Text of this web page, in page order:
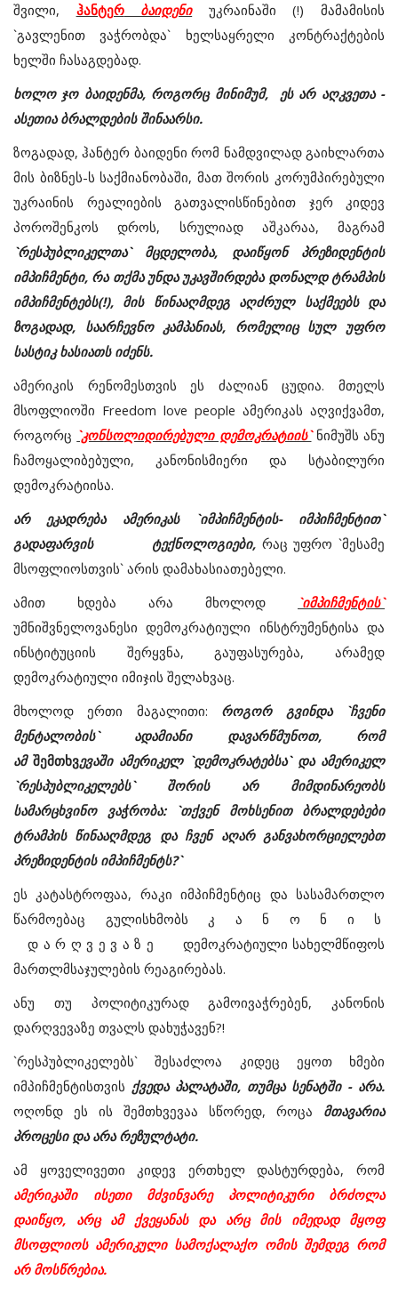
შვილი, ჰანტერბაიდენიუკრაინაში (!) მამამისის
`გავლენით ვაჭრობდა` ხელსაყრელი კონტრაქტების
ხელში ჩასაგდებად.
ხოლო ჯო ბაიდენმა, როგორც მინიმუმ, ეს არ აღკვეთა -
ასეთია ბრალდების შინაარსი.
ზოგადად, ჰანტერ ბაიდენი რომ ნამდვილად გაიხლართა
მის ბიზნეს-ს საქმიანობაში, მათ შორის კორუმპირებული
უკრაინის რეალიების გათვალისწინებით ჯერ კიდევ
პოროშენკოს დროს, სრულიად აშკარაა, მაგრამ
`რესპუბლიკელთა` მცდელობა, დაიწყონ პრეზიდენტის
იმპიჩმენტი, რა თქმა უნდა უკავშირდება დონალდ ტრამპის
იმპიჩმენტებს(!), მის წინააღმდეგ აღძრულ საქმეებს და
ზოგადად, საარჩევნო კამპანიას, რომელიც სულ უფრო
სასტიკ ხასიათს იძენს.
ამერიკის რენომესთვის ეს ძალიან ცუდია. მთელს
მსოფლიოში Freedom love people ამერიკას აღვიქვამთ,
როგორც `კონსოლიდირებული დემოკრატიის`ნიმუშს ანუ
ჩამოყალიბებული, კანონისმიერი და სტაბილური
დემოკრატიისა.
არ ეკადრება ამერიკას `იმპიჩმენტის- იმპიჩმენტით`
გადაფარვის ტექნოლოგიები, რაც უფრო `მესამე
მსოფლიოსთვის` არის დამახასიათებელი.
ამით ხდება არა მხოლოდ
`იმპიჩმენტის`
უმნიშვნელოვანესი დემოკრატიული ინსტრუმენტისა და
ინსტიტუციის შერყვნა, გაუფასურება, არამედ
დემოკრატიული იმიჯის შელახვაც.
მხოლოდ ერთი მაგალითი: როგორ გვინდა `ჩვენი
მენტალობის` ადამიანი დავარწმუნოთ, რომ
ამ შემთხვევაში ამერიკელ `დემოკრატებსა` და ამერიკელ
`რესპუბლიკელებს` შორის არ მიმდინარეობს
სამარცხვინო ვაჭრობა: `თქვენ მოხსენით ბრალდებები
ტრამპის წინააღმდეგ და ჩვენ აღარ განვახორციელებთ
პრეზიდენტის იმპიჩმენტს?`
ეს კატასტროფაა, რაკი იმპიჩმენტიც და სასამართლო
წარმოებაც გულისხმობს კ ა ნ ო ნ ი ს
დ ა რ ღ ვ ე ვ ა ზ ე დემოკრატიული სახელმწიფოს
მართლმსაჯულების რეაგირებას.
ანუ თუ პოლიტიკურად გამოივაჭრებენ, კანონის
დარღვევაზე თვალს დახუჭავენ?!
`რესპუბლიკელებს` შესაძლოა კიდეც ეყოთ ხმები
იმპიჩმენტისთვის ქვედა პალატაში, თუმცა სენატში - არა.
ოღონდ ეს ის შემთხვევაა სწორედ, როცა მთავარია
პროცესი და არა რეზულტატი.
ამ ყოველივეთი კიდევ ერთხელ დასტურდება, რომ
ამერიკაში ისეთი მძვინვარე პოლიტიკური ბრძოლა
დაიწყო, არც ამ ქვეყანას და არც მის იმედად მყოფ
მსოფლიოს ამერიკული სამოქალაქო ომის შემდეგ რომ
არ მოსწრებია.